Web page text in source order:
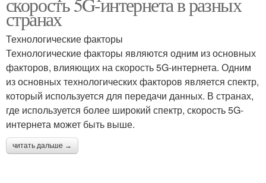
странах
Технологические факторы
Технологические факторы являются одним из основных
факторов, влияющих на скорость 5G-интернета. Одним
из основных технологических факторов является спектр,
который используется для передачи данных. В странах,
где используется более широкий спектр, скорость 5G-
интернета может быть выше.
читать дальше →